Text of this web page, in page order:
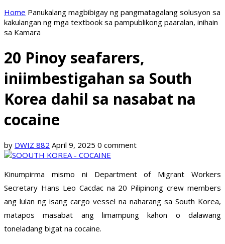
Home Panukalang magbibigay ng pangmatagalang solusyon sa
kakulangan ng mga textbook sa pampublikong paaralan, inihain
sa Kamara
20 Pinoy seafarers,
iniimbestigahan sa South
Korea dahil sa nasabat na
cocaine
by DWIZ 882 April 9, 2025 0 comment
Kinumpirma mismo ni Department of Migrant Workers
Secretary Hans Leo Cacdac na 20 Pilipinong crew members
ang lulan ng isang cargo vessel na naharang sa South Korea,
matapos masabat ang limampung kahon o dalawang
toneladang bigat na cocaine.